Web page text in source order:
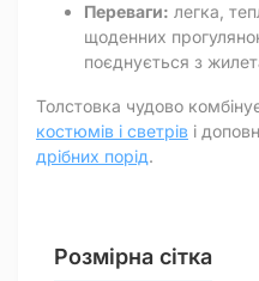
Переваги: легка,
щоденних
поєднується з
Толстовка чудово
костюмів і светрів і
дрібних порід.
Розмірна сітка